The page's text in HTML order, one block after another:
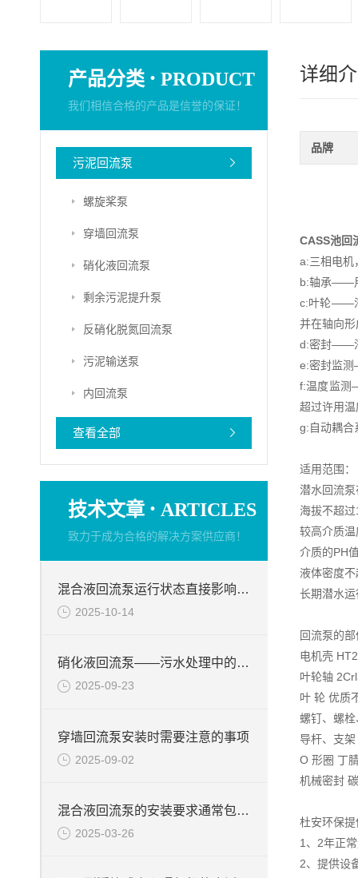
产品分类 · PRODUCT
我们相信合格的产品是信誉的保证！
污泥回流泵
螺旋桨泵
穿墙回流泵
硝化液回流泵
剩余污泥提升泵
反硝化脱氮回流泵
污泥输送泵
内回流泵
查看全部
技术文章 · ARTICLES
致力于成为合格的解决方案供应商！
混合液回流泵运行状态直接影响整个工艺流程的稳定性与效率
2025-10-14
硝化液回流泵——污水处理中的关键角色
2025-09-23
穿墙回流泵安装时需要注意的事项
2025-09-02
混合液回流泵的安装要求通常包括以下几个方面
2025-03-26
详细
品牌
CASS池回
a:三相电机
b:轴承——
c:叶轮——
并在轴向
d:密封——
e:密封监测
f:温度监测
超过许用
g:自动耦
适用范围：
潜水回流
海拔不超
较高介质
介质的PH
液体密度
长期潜水
回流泵的
电机壳
叶轮轴
叶 轮 优质
螺钉、螺
导杆、支
O 形圈 丁
机械密封
杜安环保
1、2年正
2、提供设